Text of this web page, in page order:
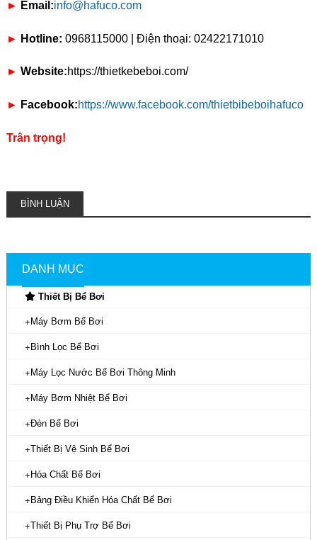
► Email:info@hafuco.com
► Hotline: 0968115000 | Điện thoại: 02422171010
► Website:https://thietkebeboi.com/
► Facebook:https://www.facebook.com/thietbibeboihafuco
Trân trọng!
BÌNH LUẬN
DANH MỤC
Thiết Bị Bể Bơi
Máy Bơm Bể Bơi
Bình Lọc Bể Bơi
Máy Lọc Nước Bể Bơi Thông Minh
Máy Bơm Nhiệt Bể Bơi
Đèn Bể Bơi
Thiết Bị Vệ Sinh Bể Bơi
Hóa Chất Bể Bơi
Bảng Điều Khiển Hóa Chất Bể Bơi
Thiết Bị Phụ Trợ Bể Bơi